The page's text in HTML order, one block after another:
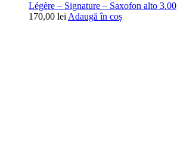
Légère – Signature – Saxofon alto 3.00
170,00 leiAdaugă în coș